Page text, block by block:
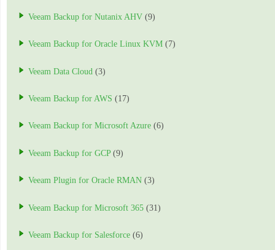
Veeam Backup for Nutanix AHV (9)
Veeam Backup for Oracle Linux KVM (7)
Veeam Data Cloud (3)
Veeam Backup for AWS (17)
Veeam Backup for Microsoft Azure (6)
Veeam Backup for GCP(9)
Veeam Plugin for Oracle RMAN (3)
Veeam Backup for Microsoft 365 (31)
Veeam Backup for Salesforce (6)